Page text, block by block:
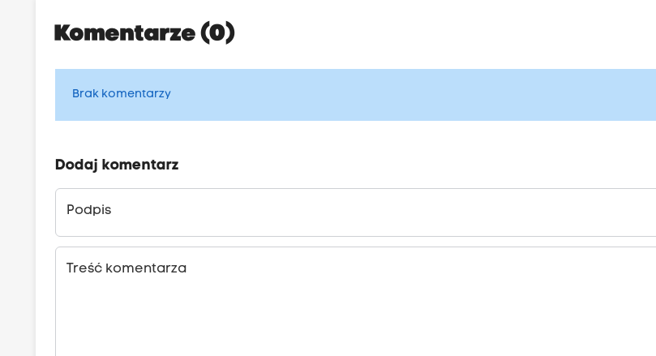
Komentarze (0)
Brak komentarzy
Dodaj komentarz
Podpis
Treść komentarza